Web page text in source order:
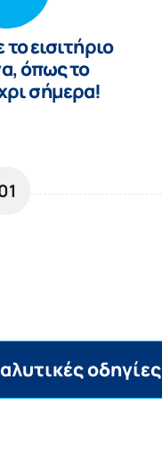
εισιτήριο
όπως το
σήμερα!
οδηγίες